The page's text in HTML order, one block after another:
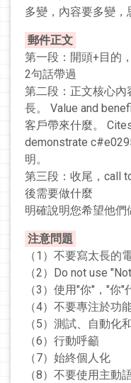
多變，內容要多變，
郵件正文
第一段：開頭+目的
2句話帶過
第二段：正文核心
長。 Value and
客戶帶來什麼。
demonstrate
明。
第三段：收尾，call
後需要做什麼
明確說明您希望他們
注意問題
（1）不要寫太長的
（2）Do not use
（3）使用"你"，"你
（4）不要專注於功
（5）測試、自動化
（6）行動呼籲
（7）始終個人化
（8）不要使用主動